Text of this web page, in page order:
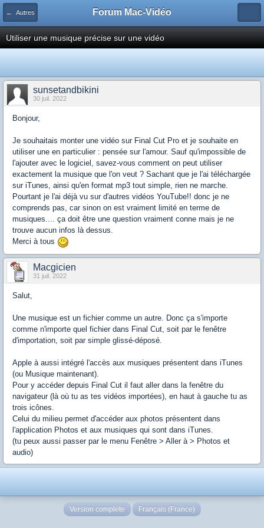
← Autres Forum Mac-Vidéo
Utiliser une musique précise sur une vidéo
sunsetandbikini
30 juil. 2022
Bonjour,
Je souhaitais monter une vidéo sur Final Cut Pro et je souhaite en
utiliser une en particulier : pensée sur l'amour. Sauf qu'impossible de
l'ajouter avec le logiciel, savez-vous comment on peut utiliser
exactement la musique que l'on veut ? Sachant que je l'ai téléchargée
sur iTunes, ainsi qu'en format mp3 tout simple, rien ne marche.
Pourtant je l'ai déjà vu sur d'autres vidéos YouTube!! donc je ne
comprends pas, car sinon on est vraiment limité en terme de
musiques.... ça doit être une question vraiment conne mais je ne
trouve aucun infos là dessus.
Merci à tous
Macgicien
31 juil. 2022
Salut,
Une musique est un fichier comme un autre. Donc ça s'importe
comme n'importe quel fichier dans Final Cut, soit par le fenêtre
d'importation, soit par simple glissé-déposé.
Apple à aussi intégré l'accès aux musiques présentent dans iTunes
(ou Musique maintenant).
Pour y accéder depuis Final Cut il faut aller dans la fenêtre du
navigateur (là où tu as tes vidéos importées), en haut à gauche tu as
trois icônes.
Celui du milieu permet d'accéder aux photos présentent dans
l'application Photos et aux musiques qui sont dans iTunes.
(tu peux aussi passer par le menu Fenêtre > Aller à > Photos et
audio)
Version complète Français (France)